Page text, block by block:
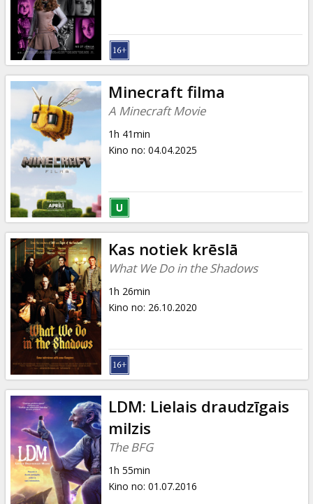
Minecraft filma
A Minecraft Movie
1h 41min
Kino no: 04.04.2025
Kas notiek krēslā
What We Do in the Shadows
1h 26min
Kino no: 26.10.2020
LDM: Lielais draudzīgais
milzis
The BFG
1h 55min
Kino no: 01.07.2016